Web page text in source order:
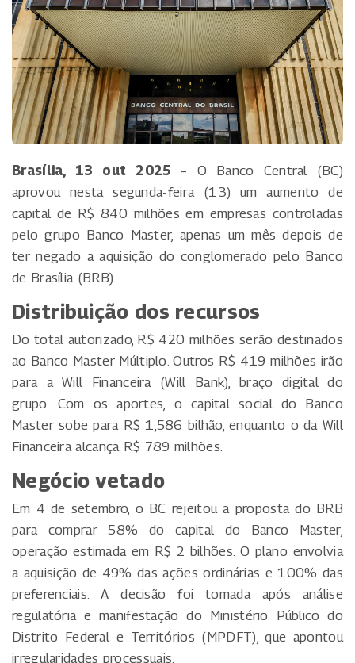
Brasília, 13 out 2025 – O Banco Central (BC)
aprovou nesta segunda-feira (13) um aumento de
capital de R$ 840 milhões em empresas controladas
pelo grupo Banco Master, apenas um mês depois de
ter negado a aquisição do conglomerado pelo Banco
de Brasília (BRB).
Distribuição dos recursos
Do total autorizado, R$ 420 milhões serão destinados
ao Banco Master Múltiplo. Outros R$ 419 milhões irão
para a Will Financeira (Will Bank), braço digital do
grupo. Com os aportes, o capital social do Banco
Master sobe para R$ 1,586 bilhão, enquanto o da Will
Financeira alcança R$ 789 milhões.
Negócio vetado
Em 4 de setembro, o BC rejeitou a proposta do BRB
para comprar 58% do capital do Banco Master,
operação estimada em R$ 2 bilhões. O plano envolvia
a aquisição de 49% das ações ordinárias e 100% das
preferenciais. A decisão foi tomada após análise
regulatória e manifestação do Ministério Público do
Distrito Federal e Territórios (MPDFT), que apontou
irregularidades processuais.